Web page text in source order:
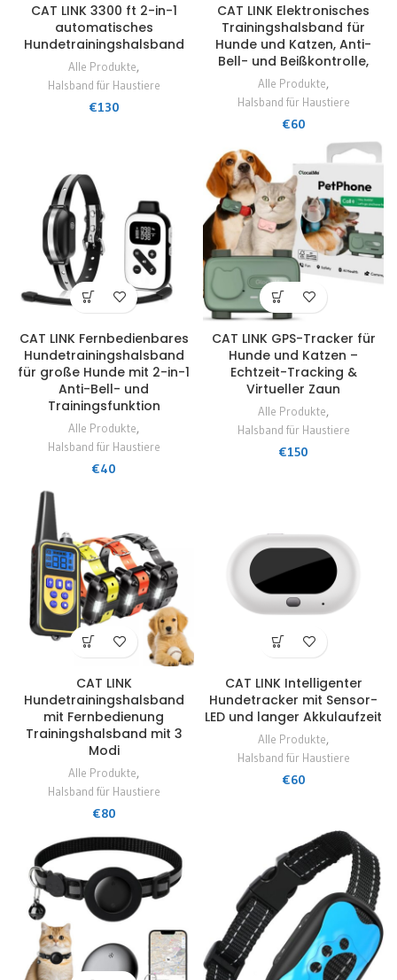
CAT LINK 3300 ft 2-in-1
automatisches
Hundetrainingshalsband
Alle Produkte,
Halsband für Haustiere
€130
CAT LINK Elektronisches
Trainingshalsband für
Hunde und Katzen, Anti-
Bell- und Beißkontrolle,
Alle Produkte,
Halsband für Haustiere
€60
CAT LINK Fernbedienbares
Hundetrainingshalsband
für große Hunde mit 2-in-1
Anti-Bell- und
Trainingsfunktion
Alle Produkte,
Halsband für Haustiere
€40
CAT LINK GPS-Tracker für
Hunde und Katzen –
Echtzeit-Tracking &
Virtueller Zaun
Alle Produkte,
Halsband für Haustiere
€150
CAT LINK
Hundetrainingshalsband
mit Fernbedienung
Trainingshalsband mit 3
Modi
Alle Produkte,
Halsband für Haustiere
€80
CAT LINK Intelligenter
Hundetracker mit Sensor-
LED und langer Akkulaufzeit
Alle Produkte,
Halsband für Haustiere
€60